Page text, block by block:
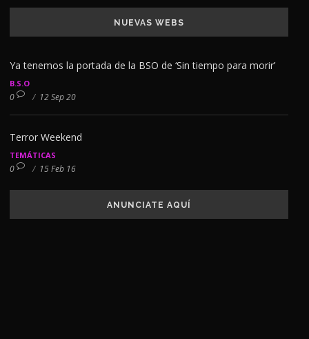
NUEVAS WEBS
Ya tenemos la portada de la BSO de ‘Sin tiempo para morir’
B.S.O
0 / 12 Sep 20
Terror Weekend
TEMÁTICAS
0 / 15 Feb 16
ANUNCIATE AQUÍ